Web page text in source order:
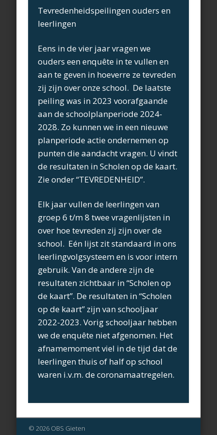
Tevredenheidspeilingen ouders en
leerlingen
Eens in de vier jaar vragen we
ouders een enquête in te vullen en
aan te geven in hoeverre ze tevreden
zij zijn over onze school. De laatste
peiling was in 2023 voorafgaande
aan de schoolplanperiode 2024-
2028. Zo kunnen we in een nieuwe
planperiode actie ondernemen op
punten die aandacht vragen. U vindt
de resultaten in Scholen op de kaart.
Zie onder “TEVREDENHEID”.
Elk jaar vullen de leerlingen van
groep 6 t/m 8 twee vragenlijsten in
over hoe tevreden zij zijn over de
school. Eén lijst zit standaard in ons
leerlingvolgsysteem en is voor intern
gebruik. Van de andere zijn de
resultaten zichtbaar in “Scholen op
de kaart”. De resultaten in “Scholen
op de kaart” zijn van schooljaar
2022-2023. Vorig schooljaar hebben
we de enquête niet afgenomen. Het
afnamemoment viel in de tijd dat de
leerlingen thuis of half op school
waren i.v.m. de coronamaatregelen.
© 2026 OBS Gieten